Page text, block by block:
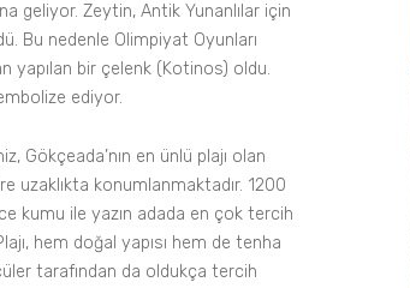
geliyor. Zeytin, Antik Yunanlılar için
Bu nedenle Olimpiyat Oyunları
yapılan bir çelenk (Kotinos) oldu.
ediyor.
Gökçeada’nın en ünlü plajı olan
uzaklıkta konumlanmaktadır. 1200
kumu ile yazın adada en çok tercih
hem doğal yapısı hem de tenha
tarafından da oldukça tercih